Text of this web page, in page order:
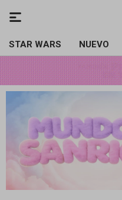
STAR WARS NUEVO
